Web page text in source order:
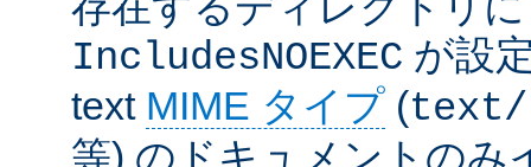
IncludesNOEXEC が設
text MIME タイプ (
等) のドキュメントのみ